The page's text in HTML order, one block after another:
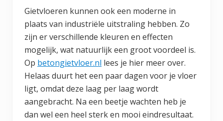
Gietvloeren kunnen ook een moderne in
plaats van industriële uitstraling hebben. Zo
zijn er verschillende kleuren en effecten
mogelijk, wat natuurlijk een groot voordeel is.
Op betongietvloer.nl lees je hier meer over.
Helaas duurt het een paar dagen voor je vloer
ligt, omdat deze laag per laag wordt
aangebracht. Na een beetje wachten heb je
dan wel een heel sterk en mooi eindresultaat.